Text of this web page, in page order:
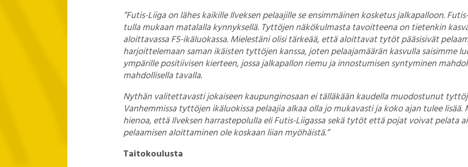
”Futis-Liiga on lähes kaikille Ilveksen pelaajille se ensimmäinen kosketus jalkapalloon.
tulla mukaan matalalla kynnyksellä. Tyttöjen näkökulmasta tavoitteena on tietenkin
aloittavassa F5-ikäluokassa. Mielestäni olisi tärkeää, että aloittavat tytöt pääsisivät
harjoittelemaan saman ikäisten tyttöjen kanssa, joten pelaajamäärän kasvulla saisimme
ympärille positiivisen kierteen, jossa jalkapallon riemu ja innostumisen syntyminen
mahdollisella tavalla.
Nythän valitettavasti jokaiseen kaupunginosaan ei tälläkään kaudella muodostunut
Vanhemmissa tyttöjen ikäluokissa pelaajia alkaa olla jo mukavasti ja koko ajan tulee
hienoa, että Ilveksen harrastepolulla eli Futis-Liigassa sekä tytöt että pojat voivat pelata
pelaamisen aloittaminen ole koskaan liian myöhäistä.”
Taitokoulusta